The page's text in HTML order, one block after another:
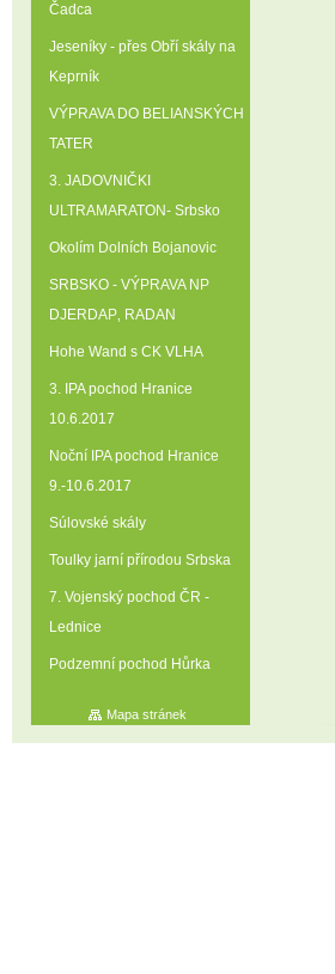
Čadca
Jeseníky - přes Obří skály na
Keprník
VÝPRAVA DO BELIANSKÝCH
TATER
3. JADOVNIČKI
ULTRAMARATON- Srbsko
Okolím Dolních Bojanovic
SRBSKO - VÝPRAVA NP
DJERDAP‚ RADAN
Hohe Wand s CK VLHA
3. IPA pochod Hranice
10.6.2017
Noční IPA pochod Hranice
9.-10.6.2017
Súlovské skály
Toulky jarní přírodou Srbska
7. Vojenský pochod ČR -
Lednice
Podzemní pochod Hůrka
Mapa stránek